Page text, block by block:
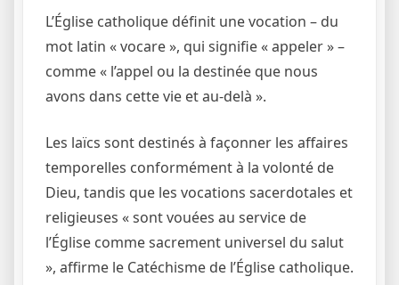
L’Église catholique définit une vocation – du
mot latin « vocare », qui signifie « appeler » –
comme « l’appel ou la destinée que nous
avons dans cette vie et au-delà ».
Les laïcs sont destinés à façonner les affaires
temporelles conformément à la volonté de
Dieu, tandis que les vocations sacerdotales et
religieuses « sont vouées au service de
l’Église comme sacrement universel du salut
», affirme le Catéchisme de l’Église catholique.